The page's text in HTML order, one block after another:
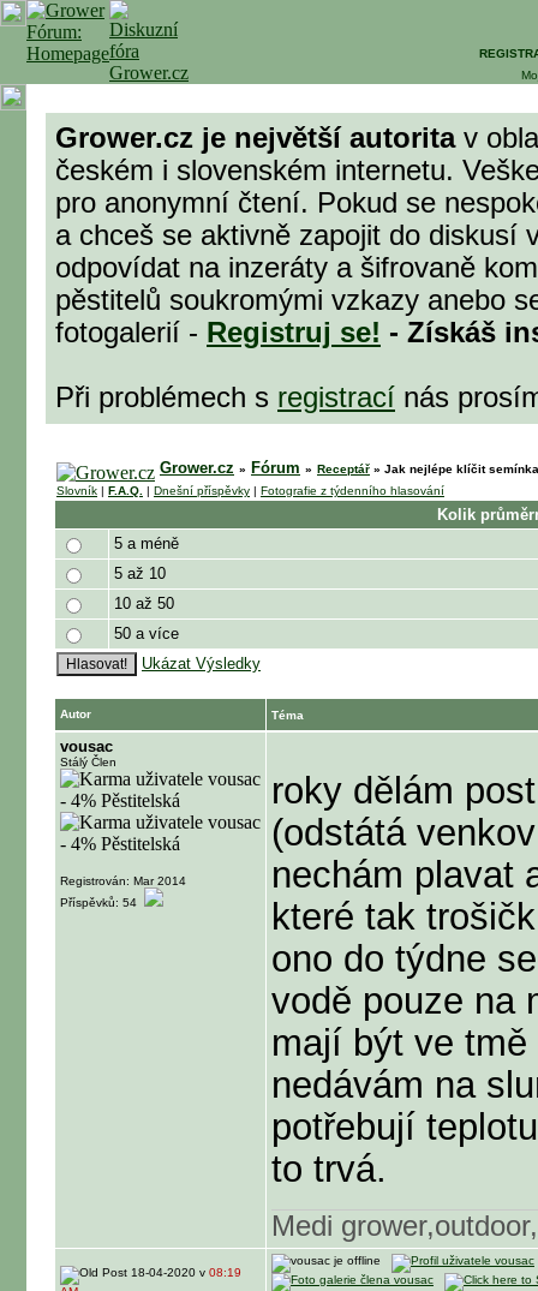
Grower.cz je největší autoritav
českém i slovenském internetu.
pro anonymní čtení. Pokud se
a chceš se aktivně zapojit do diskusí
odpovídat na inzeráty a šifrovaně
pěstitelů soukromými vzkazy anebo
fotogalerií - Registruj se! - Získáš
Při problémech s registrací nás
Grower.cz » Fórum » Receptář » Jak nejlépe klíčit
Slovník | F.A.Q. | Dnešní příspěvky | Fotografie z týdenního hlasování
Kolik
5 a méně
5 až 10
10 až 50
50 a více
Ukázat Výsledky
Autor Téma
vousac
Stálý Člen
Registrován: Mar 2014
Příspěvků: 54
roky dělám
(odstátá
nechám plavat
které tak
ono do týdne
vodě pouze na
mají být ve
nedávám na
potřebují
to trvá.
Medi
18-04-2020 v 08:19